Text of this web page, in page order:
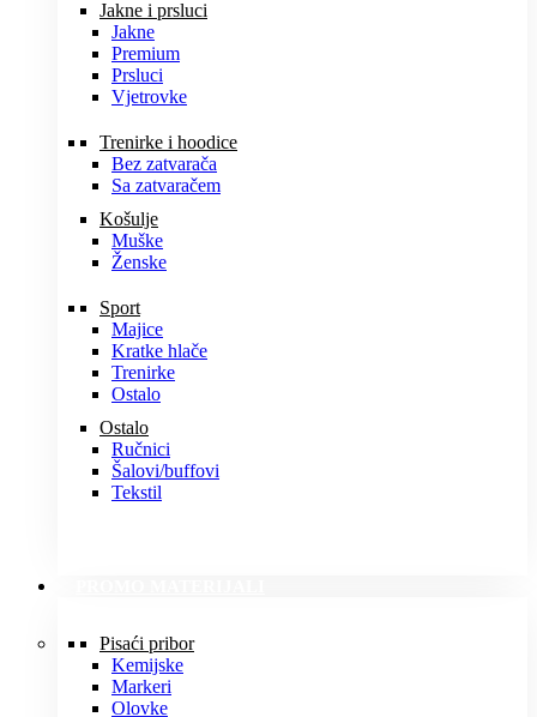
Jakne i prsluci
Jakne
Premium
Prsluci
Vjetrovke
Trenirke i hoodice
Bez zatvarača
Sa zatvaračem
Košulje
Muške
Ženske
Sport
Majice
Kratke hlače
Trenirke
Ostalo
Ostalo
Ručnici
Šalovi/buffovi
Tekstil
Pisaći pribor
Kemijske
Markeri
Olovke